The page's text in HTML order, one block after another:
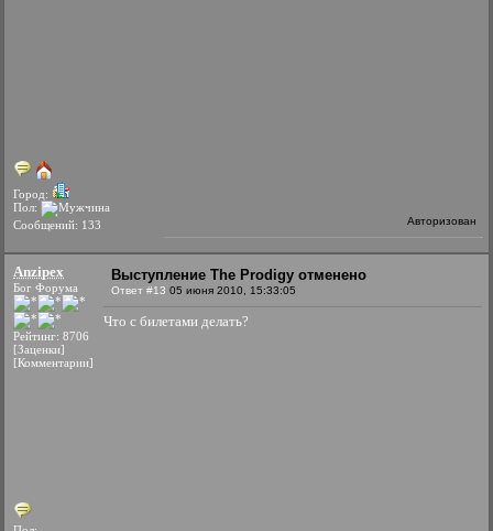
Город:
Пол:
Сообщений: 133
Авторизован
Anzipex
Бог Форума
Рейтинг: 8706
[Заценки]
[Комментарии]
Выступление The Prodigy отменено
Ответ #13 05 июня 2010, 15:33:05
Что с билетами делать?